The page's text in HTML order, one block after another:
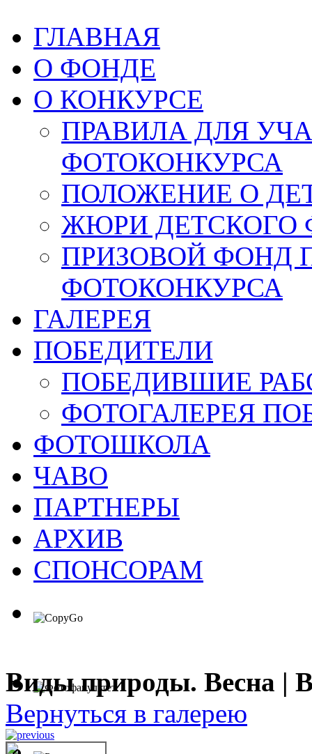
ГЛАВНАЯ
О ФОНДЕ
О КОНКУРСЕ
ПРАВИЛА ДЛЯ
ФОТОКОНКУРСА
ПОЛОЖЕНИЕ О
ЖЮРИ ДЕТСКОГО
ПРИЗОВОЙ ФОНД
ФОТОКОНКУРСА
ГАЛЕРЕЯ
ПОБЕДИТЕЛИ
ПОБЕДИВШИЕ
ФОТОГАЛЕРЕЯ
ФОТОШКОЛА
ЧАВО
ПАРТНЕРЫ
АРХИВ
СПОНСОРАМ
Виды природы. Весна |
Вернуться в галерею